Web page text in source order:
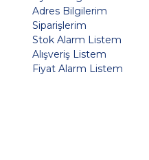
Adres Bilgilerim
Siparişlerim
Stok Alarm Listem
Alışveriş Listem
Fiyat Alarm Listem